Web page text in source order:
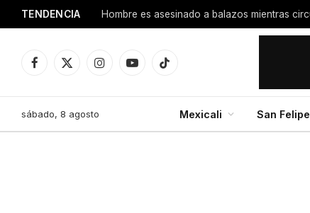
TENDENCIA
Facebook
X
InstagramYouTubeTikTok
sábado, 8 agosto Mexicali San Felipe